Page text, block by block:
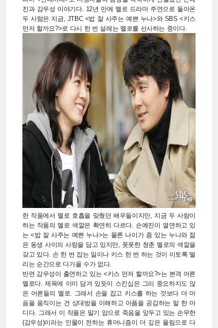
진과 감우성 이야기다. 12년 만에 멜로 드라마 주연으로 돌아온
두 사람은 지금, JTBC <밥 잘 사주는 예쁜 누나>와 SBS <키스
먼저 할까요?>로 다시 한 번 설레는 멜로를 선사하는 중이다.
한 작품에서 멜로 호흡을 맞췄던 배우들이지만, 지금 두 사람이
하는 작품의 멜로 색깔은 확연히 다르다. 손예진이 열연하고 있
는 <밥 잘 사주는 예쁜 누나>는 물론 나이가 좀 있는 누나와 젊
은 동생 사이의 사랑을 담고 있지만, 풋풋한 청춘 멜로의 색깔을
갖고 있다. 손 한 번 잡는 일이나 키스 한 번 하는 것이 이토록 떨
리는 순간으로 다가올 수가 없다.
반면 감우성이 출연하고 있는 <키스 먼저 할까요?>는 본격 어른
멜로다. 제목에 이미 담겨 있듯이 스킨십은 그리 중요하지도 않
은 어른들의 멜로. 그래서 손을 잡고 키스를 하는 것보다 더 마
음을 움직이는 건 상대방을 이해하고 아픔을 공감하는 말 한 마
디다. 그래서 이 작품은 말기 암으로 죽음을 앞두고 있는 손무한
(감우성)이라는 인물이 전하는 휴머니즘이 더 깊은 울림으로 다